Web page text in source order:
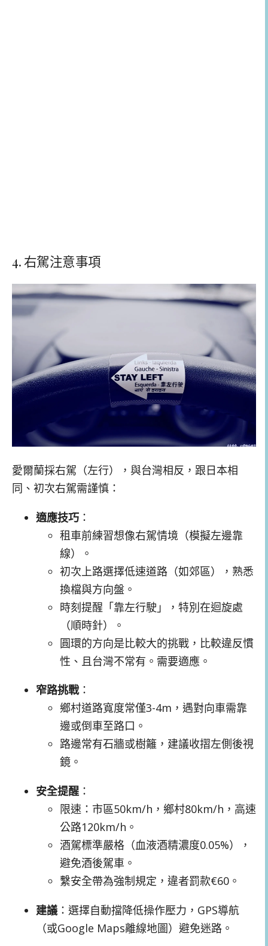
4. 右駕注意事項
愛爾蘭採右駕（左行），與台灣相反，跟日本相
同、初次右駕需謹慎：
適應技巧 ：
租車前練習想像右駕情境（模擬左邊靠
線）。
初次上路選擇低速道路（如郊區），熟悉
換檔與方向盤。
時刻提醒「靠左行駛」，特別在迴旋處
（順時針）。
圓環的方向是比較大的挑戰，比較違反慣
性、且台灣不常有。需要適應。
窄路挑戰：
鄉村道路寬度常僅3-4m，遇對向車需靠
邊或倒車至路口。
路邊常有石牆或樹籬，建議收摺左側後視
鏡。
安全提醒 ：
限速：市區50km/h，鄉村80km/h，高速
公路120km/h。
酒駕標準嚴格（血液酒精濃度0.05%），
避免酒後駕車。
繫安全帶為強制規定，違者罰款€60。
建議 ：選擇自動擋降低操作壓力，GPS導航
（或Google Maps離線地圖）避免迷路。